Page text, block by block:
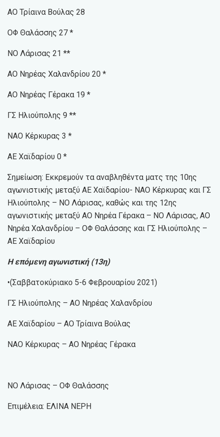
ΑΟ Τρίαινα Βούλας 28
ΟΦ Θαλάσσης 27 *
ΝΟ Λάρισας 21 **
ΑΟ Νηρέας Χαλανδρίου 20 *
ΑΟ Νηρέας Γέρακα 19 *
ΓΣ Ηλιούπολης 9 **
ΝΑΟ Κέρκυρας 3 *
ΑΕ Χαϊδαρίου 0 *
Σημείωση: Εκκρεμούν τα αναβληθέντα ματς της 10ης
αγωνιστικής μεταξύ ΑΕ Χαϊδαρίου- ΝΑΟ Κέρκυρας και ΓΣ
Ηλιούπολης – ΝΟ Λάρισας, καθώς και της 12ης
αγωνιστικής μεταξύ ΑΟ Νηρέα Γέρακα – ΝΟ Λάρισας, ΑΟ
Νηρέα Χαλανδρίου – ΟΦ Θαλάσσης και ΓΣ Ηλιούπολης –
ΑΕ Χαϊδαρίου
Η επόμενη αγωνιστική (13η)
•(Σαββατοκύριακο 5-6 Φεβρουαρίου 2021)
ΓΣ Ηλιούπολης – ΑΟ Νηρέας Χαλανδρίου
ΑΕ Χαϊδαρίου – ΑΟ Τρίαινα Βούλας
ΝΑΟ Κέρκυρας – ΑΟ Νηρέας Γέρακα
ΝΟ Λάρισας – ΟΦ Θαλάσσης
Επιμέλεια: ΕΛΙΝΑ ΝΕΡΗ